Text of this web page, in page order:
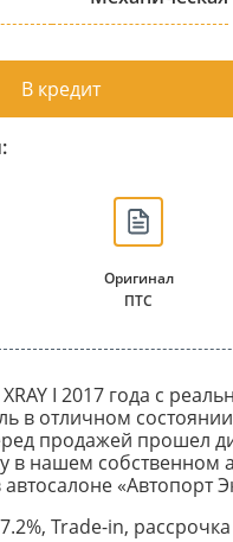
В кредит
Оригинал
ПТС
I 2017 года с
в отличном
продажей прошел
в нашем собственном
«Автопорт
Trade-in,